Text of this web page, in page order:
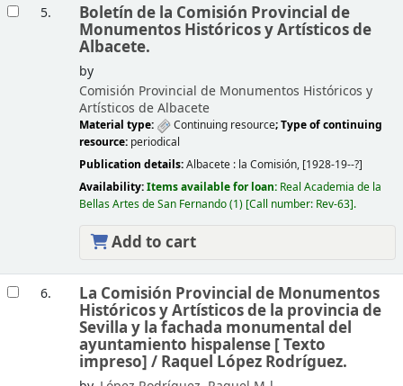
5. Boletín de la Comisión Provincial de
Monumentos Históricos y Artísticos de
Albacete.
by
Comisión Provincial de Monumentos Históricos y
Artísticos de Albacete
Material type: Continuing resource; Type of continuing
resource: periodical
Publication details:Albacete : la Comisión, [1928-19--?]
Availability:Items available for loan: Real Academia de la
Bellas Artes de San Fernando(1) Call number: Rev-63 .
Add to cart
6. La Comisión Provincial de Monumentos
Históricos y Artísticos de la provincia de
Sevilla y la fachada monumental del
ayuntamiento hispalense [Texto
impreso] / Raquel López Rodríguez.